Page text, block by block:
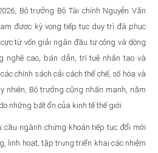
Bộ trưởng Bộ Tài chính Nguyễn Văn
được kỳ vọng tiếp tục duy trì đà phục
từ vốn giải ngân đầu tư công và dòng
nghệ cao, bán dẫn, trí tuệ nhân tạo và
chính sách cải cách thể chế, số hóa và
nhiên, Bộ trưởng cũng nhấn mạnh, năm
những bất ổn của kinh tế thế giới.
cầu ngành chứng khoán tiếp tục đổi mới
linh hoạt, tập trung triển khai các nhiệm